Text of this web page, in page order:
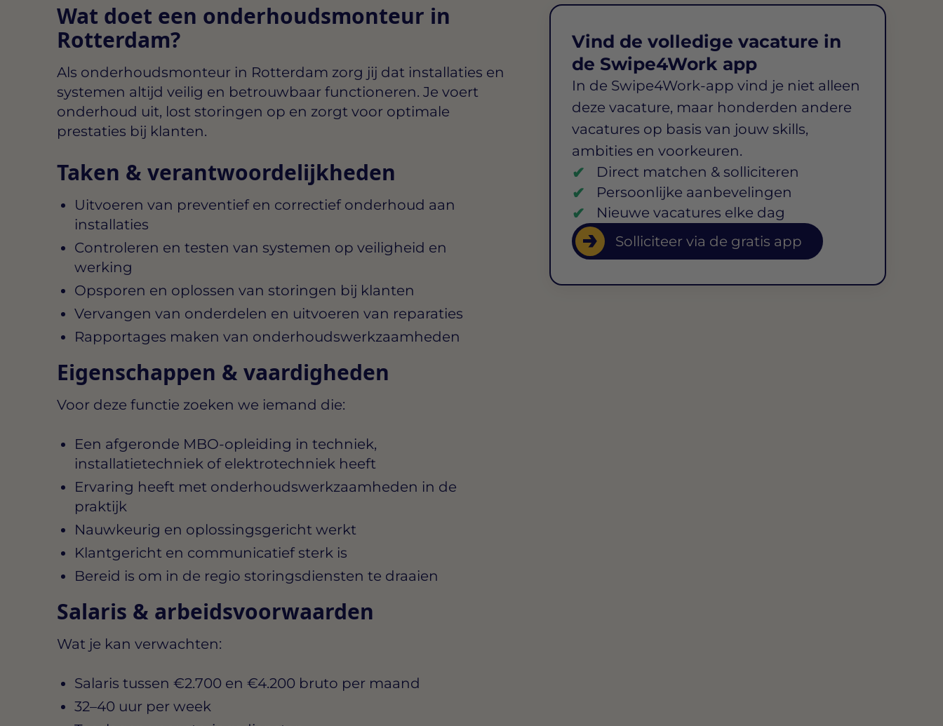
Wat doet een onderhoudsmonteur in
Rotterdam?
Als onderhoudsmonteur in Rotterdam zorg jij dat installaties en
systemen altijd veilig en betrouwbaar functioneren. Je voert
onderhoud uit, lost storingen op en zorgt voor optimale
prestaties bij klanten.
Taken & verantwoordelijkheden
Uitvoeren van preventief en correctief onderhoud aan
installaties
Controleren en testen van systemen op veiligheid en
werking
Opsporen en oplossen van storingen bij klanten
Vervangen van onderdelen en uitvoeren van reparaties
Rapportages maken van onderhoudswerkzaamheden
Eigenschappen & vaardigheden
Voor deze functie zoeken we iemand die:
Een afgeronde MBO-opleiding in techniek,
installatietechniek of elektrotechniek heeft
Ervaring heeft met onderhoudswerkzaamheden in de
praktijk
Nauwkeurig en oplossingsgericht werkt
Klantgericht en communicatief sterk is
Bereid is om in de regio storingsdiensten te draaien
Salaris & arbeidsvoorwaarden
Wat je kan verwachten:
Salaris tussen €2.700 en €4.200 bruto per maand
32–40 uur per week
Vind de volledige vacature in
de Swipe4Work app
In de Swipe4Work-app vind je niet alleen
deze vacature, maar honderden andere
vacatures op basis van jouw skills,
ambities en voorkeuren.
Direct matchen & solliciteren
Persoonlijke aanbevelingen
Nieuwe vacatures elke dag
Solliciteer via de gratis app